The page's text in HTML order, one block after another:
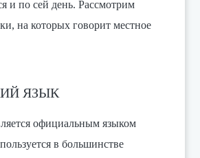
и по сей день. Рассмотрим
на которых говорит местное
ЯЗЫК
официальным языком
в большинстве